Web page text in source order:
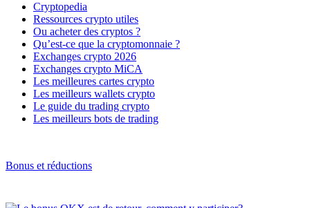
Cryptopedia
Ressources crypto utiles
Ou acheter des cryptos ?
Qu’est-ce que la cryptomonnaie ?
Exchanges crypto 2026
Exchanges crypto MiCA
Les meilleures cartes crypto
Les meilleurs wallets crypto
Le guide du trading crypto
Les meilleurs bots de trading
Bonus et réductions